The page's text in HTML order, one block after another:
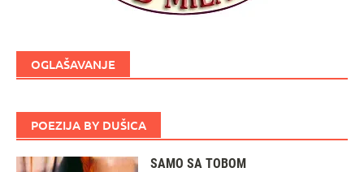
OGLAŠAVANJE
POEZIJA BY DUŠICA
SAMO SA TOBOM